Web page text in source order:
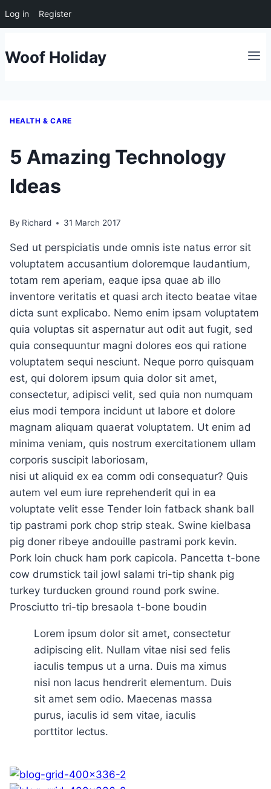
Log in Register
to
Woof Holiday
HEALTH & CARE
5 Amazing Technology
Ideas
By Richard 31 March 2017
Sed ut perspiciatis unde omnis iste natus error sit
voluptatem accusantium doloremque laudantium,
totam rem aperiam, eaque ipsa quae ab illo
inventore veritatis et quasi arch itecto beatae vitae
dicta sunt explicabo. Nemo enim ipsam voluptatem
quia voluptas sit aspernatur aut odit aut fugit, sed
quia consequuntur magni dolores eos qui ratione
voluptatem sequi nesciunt. Neque porro quisquam
est, qui dolorem ipsum quia dolor sit amet,
consectetur, adipisci velit, sed quia non numquam
eius modi tempora incidunt ut labore et dolore
magnam aliquam quaerat voluptatem. Ut enim ad
minima veniam, quis nostrum exercitationem ullam
corporis suscipit laboriosam,
nisi ut aliquid ex ea comm odi consequatur? Quis
autem vel eum iure reprehenderit qui in ea
voluptate velit esse Tender loin fatback shank ball
tip pastrami pork chop strip steak. Swine kielbasa
pig doner ribeye andouille pastrami pork kevin.
Pork loin chuck ham pork capicola. Pancetta t-bone
cow drumstick tail jowl salami tri-tip shank pig
turkey turducken ground round pork swine.
Prosciutto tri-tip bresaola t-bone boudin
Lorem ipsum dolor sit amet, consectetur
adipiscing elit. Nullam vitae nisi sed felis
iaculis tempus ut a urna. Duis ma ximus
nisi non lacus hendrerit elementum. Duis
sit amet sem odio. Maecenas massa
purus, iaculis id sem vitae, iaculis
porttitor lectus.